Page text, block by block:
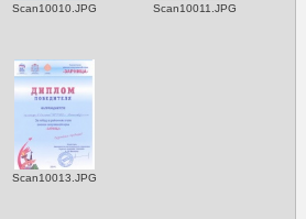
Scan10010.JPG Scan10011.JPG
Scan10013.JPG